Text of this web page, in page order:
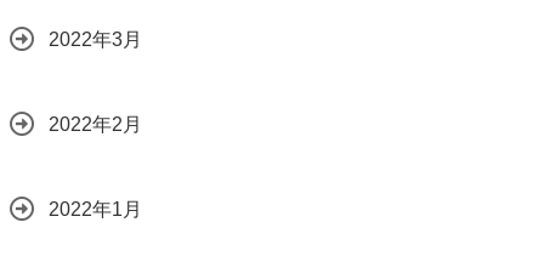
2022年3月
2022年2月
2022年1月